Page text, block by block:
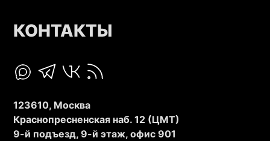
КОНТАКТЫ
123610, Москва
Краснопресненская наб. 12 (ЦМТ)
9-й подъезд, 9-й этаж, офис 901